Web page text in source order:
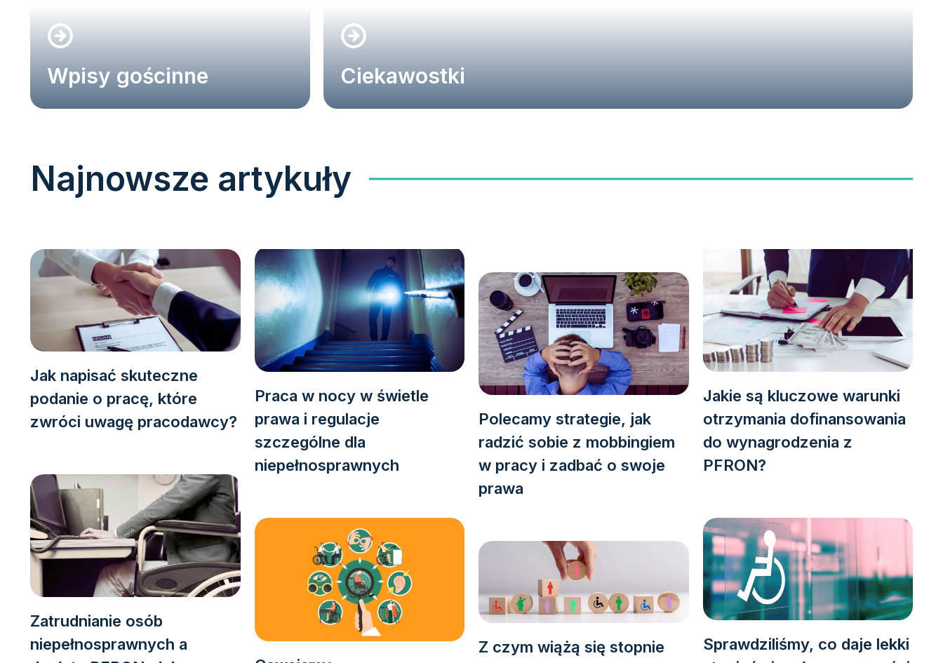
Wpisy gościnne Ciekawostki
Najnowsze artykuły
Jak napisać skuteczne
podanie o pracę, które
zwróci uwagę pracodawcy?
Zatrudnianie osób
niepełnosprawnych a
Praca w nocy w świetle
prawa i regulacje
szczególne dla
niepełnosprawnych
Polecamy strategie, jak
radzić sobie z mobbingiem
w pracy i zadbać o swoje
prawa
Z czym wiążą się stopnie
Jakie są kluczowe warunki
otrzymania dofinansowania
do wynagrodzenia z
PFRON?
Sprawdziliśmy, co daje lekki